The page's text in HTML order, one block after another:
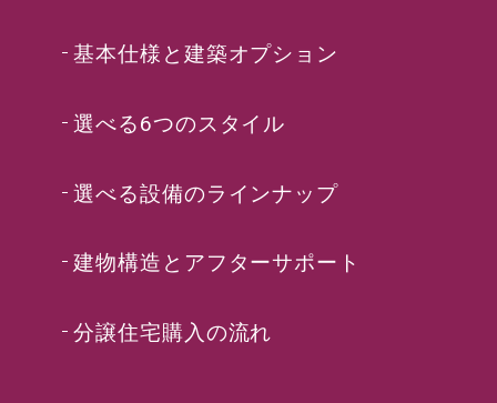
基本仕様と建築オプション
選べる6つのスタイル
選べる設備のラインナップ
建物構造とアフターサポート
分譲住宅購入の流れ